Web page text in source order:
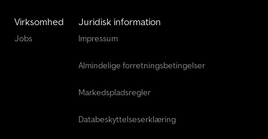
Virksomhed
Jobs
Juridisk information
Impressum
Almindelige forretningsbetingelser
Markedspladsregler
Databeskyttelseserklæring